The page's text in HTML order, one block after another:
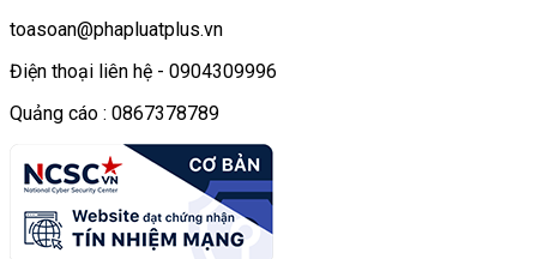
toasoan@phapluatplus.vn
Điện thoại liên hệ - 0904309996
Quảng cáo : 0867378789